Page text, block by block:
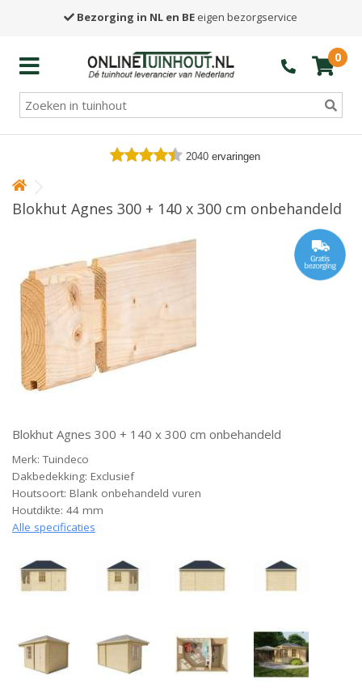
Bezorging in NL en BE eigen bezorgservice
0
2040 ervaringen
Blokhut Agnes 300 + 140 x 300 cm onbehandeld
Blokhut Agnes 300 + 140 x 300 cm onbehandeld
Merk: Tuindeco
Dakbedekking: Exclusief
Houtsoort: Blank onbehandeld vuren
Houtdikte: 44 mm
Alle specificaties